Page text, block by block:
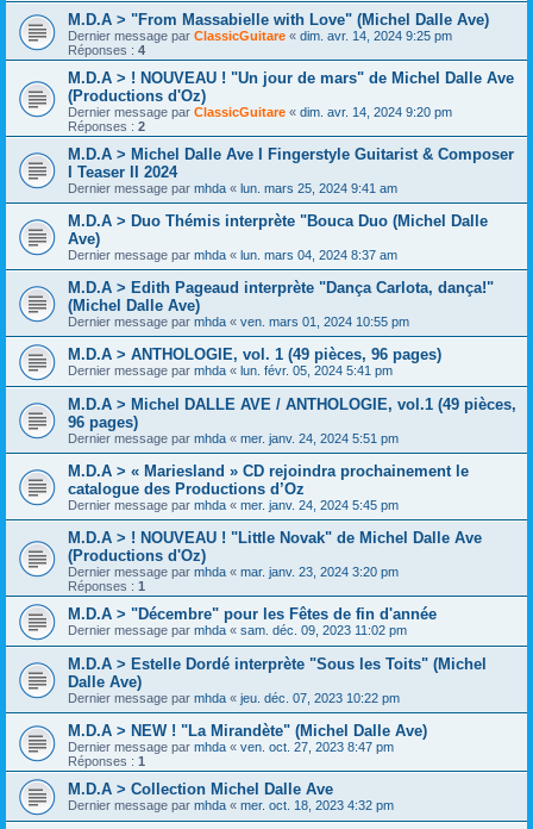
M.D.A > "From Massabielle with Love" (Michel Dalle Ave)
Dernier message par ClassicGuitare « dim. avr. 14, 2024 9:25 pm
Réponses : 4
M.D.A > ! NOUVEAU ! "Un jour de mars" de Michel Dalle Ave
(Productions d'Oz)
Dernier message par ClassicGuitare « dim. avr. 14, 2024 9:20 pm
Réponses : 2
M.D.A > Michel Dalle Ave I Fingerstyle Guitarist & Composer
I Teaser II 2024
Dernier message par mhda « lun. mars 25, 2024 9:41 am
M.D.A > Duo Thémis interprète "Bouca Duo (Michel Dalle
Ave)
Dernier message par mhda « lun. mars 04, 2024 8:37 am
M.D.A > Edith Pageaud interprète "Dança Carlota, dança!"
(Michel Dalle Ave)
Dernier message par mhda « ven. mars 01, 2024 10:55 pm
M.D.A > ANTHOLOGIE, vol. 1 (49 pièces, 96 pages)
Dernier message par mhda « lun. févr. 05, 2024 5:41 pm
M.D.A > Michel DALLE AVE / ANTHOLOGIE, vol.1 (49 pièces,
96 pages)
Dernier message par mhda « mer. janv. 24, 2024 5:51 pm
M.D.A > « Mariesland » CD rejoindra prochainement le
catalogue des Productions d’Oz
Dernier message par mhda « mer. janv. 24, 2024 5:45 pm
M.D.A > ! NOUVEAU ! "Little Novak" de Michel Dalle Ave
(Productions d'Oz)
Dernier message par mhda « mar. janv. 23, 2024 3:20 pm
Réponses : 1
M.D.A > "Décembre" pour les Fêtes de fin d'année
Dernier message par mhda « sam. déc. 09, 2023 11:02 pm
M.D.A > Estelle Dordé interprète "Sous les Toits" (Michel
Dalle Ave)
Dernier message par mhda « jeu. déc. 07, 2023 10:22 pm
M.D.A > NEW ! "La Mirandète" (Michel Dalle Ave)
Dernier message par mhda « ven. oct. 27, 2023 8:47 pm
Réponses : 1
M.D.A > Collection Michel Dalle Ave
Dernier message par mhda « mer. oct. 18, 2023 4:32 pm